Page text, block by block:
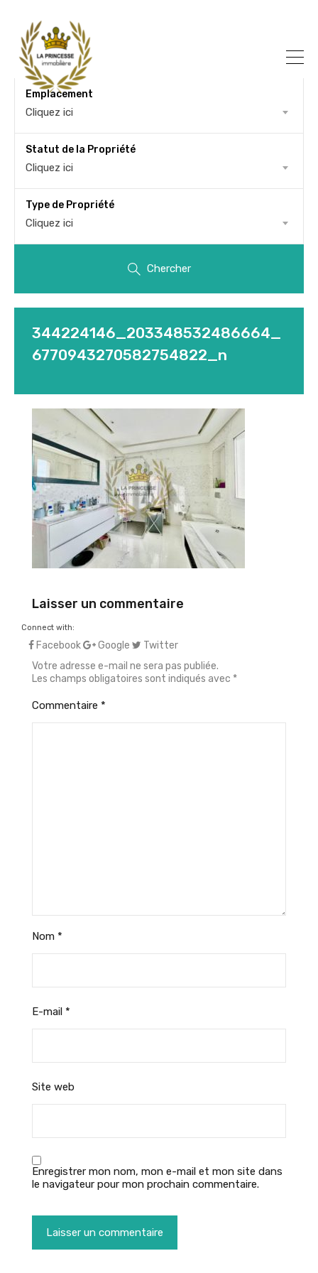
Emplacement
Cliquez ici
Statut de la Propriété
Cliquez ici
Type de Propriété
Cliquez ici
Chercher
344224146_203348532486664_
6770943270582754822_n
Laisser un commentaire
Connect with:
Facebook Google
Twitter
Votre adresse e-mail ne sera pas publiée.
Les champs obligatoires sont indiqués avec *
Commentaire *
Nom *
E-mail *
Site web
Enregistrer mon nom, mon e-mail et mon site dans
le navigateur pour mon prochain commentaire.